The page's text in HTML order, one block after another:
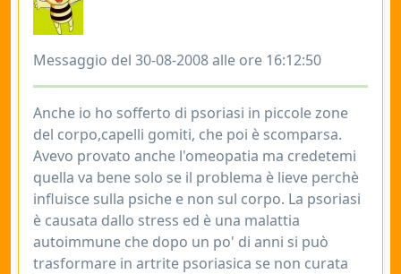
Messaggio del 30-08-2008 alle ore 16:12:50
Anche io ho sofferto di psoriasi in piccole zone
del corpo,capelli gomiti, che poi è scomparsa.
Avevo provato anche l'omeopatia ma credetemi
quella va bene solo se il problema è lieve perchè
influisce sulla psiche e non sul corpo. La psoriasi
è causata dallo stress ed è una malattia
autoimmune che dopo un po' di anni si può
trasformare in artrite psoriasica se non curata